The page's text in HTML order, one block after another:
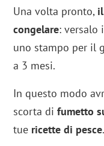
Una volta pronto,
congelare: versalo
uno stampo per il
a 3 mesi.
In questo modo
scorta difumetto
tue ricette di pesce.